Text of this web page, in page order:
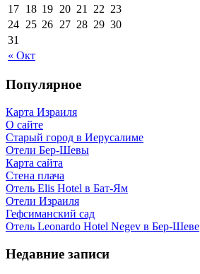
« Окт
17 18 19 20 21 22 23
24 25 26 27 28 29 30
31
Популярное
Карта Израиля
О сайте
Старый город в Иерусалиме
Отели Бер-Шевы
Карта сайта
Стена плача
Отель Elis Hotel в Бат-Ям
Отели Израиля
Гефсиманский сад
Отель Leonardo Hotel Negev в Бер-Шеве
Недавние записи